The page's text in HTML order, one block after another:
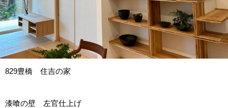
829豊橋 住吉の家
漆喰の壁 左官仕上げ